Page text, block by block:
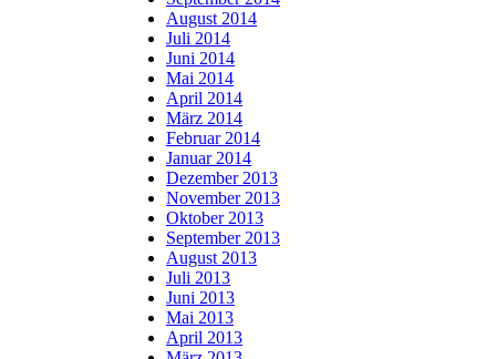
August 2014
Juli 2014
Juni 2014
Mai 2014
April 2014
März 2014
Februar 2014
Januar 2014
Dezember 2013
November 2013
Oktober 2013
September 2013
August 2013
Juli 2013
Juni 2013
Mai 2013
April 2013